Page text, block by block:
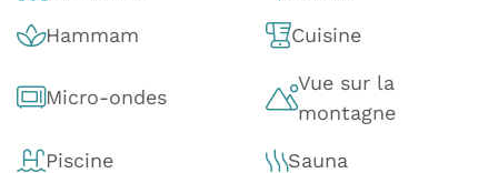
Hammam Cuisine
Micro-ondes
Vue sur la
montagne
Piscine Sauna